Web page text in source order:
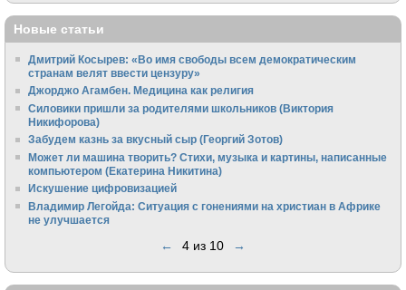
Новые статьи
Дмитрий Косырев: «Во имя свободы всем демократическим
странам велят ввести цензуру»
Джорджо Агамбен. Медицина как религия
Силовики пришли за родителями школьников (Виктория
Никифорова)
Забудем казнь за вкусный сыр (Георгий Зотов)
Может ли машина творить? Стихи, музыка и картины, написанные
компьютером (Екатерина Никитина)
Искушение цифровизацией
Владимир Легойда: Ситуация с гонениями на христиан в Африке
не улучшается
← 4 из 10 →